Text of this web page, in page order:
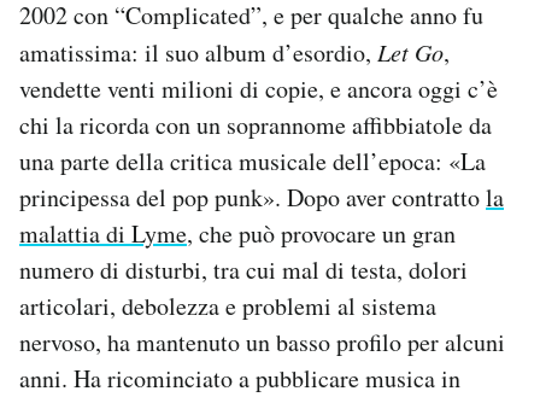
2002 con “Complicated”, e per qualche anno fu
amatissima: il suo album d’esordio, Let Go,
vendette venti milioni di copie, e ancora oggi c’è
chi la ricorda con un soprannome affibbiatole da
una parte della critica musicale dell’epoca: «La
principessa del pop punk». Dopo aver contrattola
malattia di Lyme, che può provocare un gran
numero di disturbi, tra cui mal di testa, dolori
articolari, debolezza e problemi al sistema
nervoso, ha mantenuto un basso profilo per alcuni
anni. Ha ricominciato a pubblicare musica in